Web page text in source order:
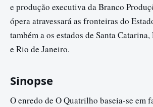
e produção executiva da Branco
ópera atravessará as fronteiras do
também a os estados de Santa Catarina,
e Rio de Janeiro.
Sinopse
O enredo de O Quatrilho baseia-se em